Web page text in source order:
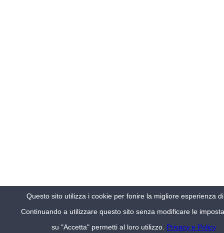
Questo sito utilizza i cookie per fonire la migliore esperienza
Continuando a utilizzare questo sito senza modificare le
su "Accetta" permetti al loro utilizzo. Privacy e Policy